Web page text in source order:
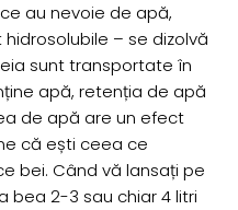
au nevoie de apă,
– se dizolvă
sunt transportate în
apă, retenția de apă
de apă are un efect
că ești ceea ce
bei. Când vă lansați pe
bea 2-3 sau chiar 4 litri